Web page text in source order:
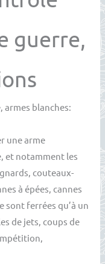
guerre,
armes blanches:
une arme
et notamment les
couteaux-
à épées, cannes
sont ferrées qu’à un
de jets, coups de